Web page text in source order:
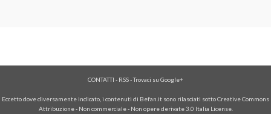
CONTATTI - RSS-Trovaci su Google+
Eccetto dove diversamente indicato, i contenuti di Befan.it sono rilasciati sotto Creative Commons
Attribuzione - Non commerciale - Non opere derivate 3.0 Italia License.